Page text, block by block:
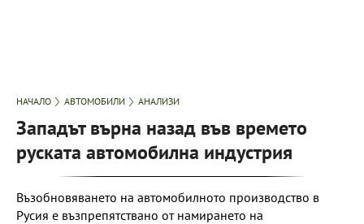
НАЧАЛО АВТОМОБИЛИ АНАЛИЗИ
Западът върна назад във времето
руската автомобилна индустрия
Възобновяването на автомобилното производство в
Русия е възпрепятствано от намирането на